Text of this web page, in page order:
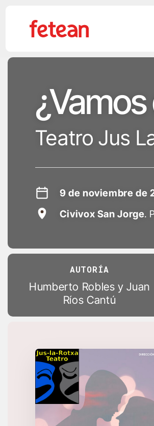
Skip
Teatro Jus
9 de noviembre de
Civivox San Jorge.
AUTORÍA
Humberto Robles y Juan
Ríos Cantú